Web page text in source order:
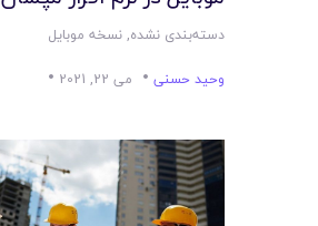
دسته‌بندی نشده,نسخه موبایل
وحید حسنی
می 22, 2021